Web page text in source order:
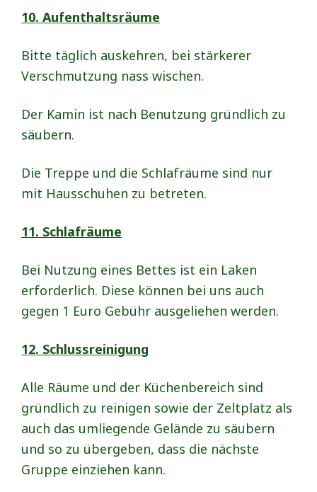
10. Aufenthaltsräume
Bitte täglich auskehren, bei stärkerer
Verschmutzung nass wischen.
Der Kamin ist nach Benutzung gründlich zu
säubern.
Die Treppe und die Schlafräume sind nur
mit Hausschuhen zu betreten.
11. Schlafräume
Bei Nutzung eines Bettes ist ein Laken
erforderlich. Diese können bei uns auch
gegen 1 Euro Gebühr ausgeliehen werden.
12. Schlussreinigung
Alle Räume und der Küchenbereich sind
gründlich zu reinigen sowie der Zeltplatz als
auch das umliegende Gelände zu säubern
und so zu übergeben, dass die nächste
Gruppe einziehen kann.